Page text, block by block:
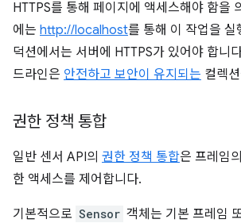
HTTPS를 통해 페이지에 액세스해야 함을
에는 http://localhost를 통해 이 작업을 실
덕션에서는 서버에 HTTPS가 있어야 합니
드라인은 안전하고 보안이 유지되는 컬렉
권한 정책 통합
일반 센서 API의 권한 정책 통합은 프레임
한 액세스를 제어합니다.
기본적으로 Sensor 객체는 기본 프레임